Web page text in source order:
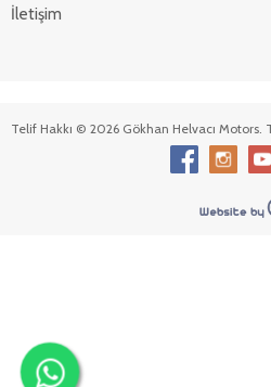
İletişim
Telif Hakkı © 2026 Gökhan Helvacı Motors.